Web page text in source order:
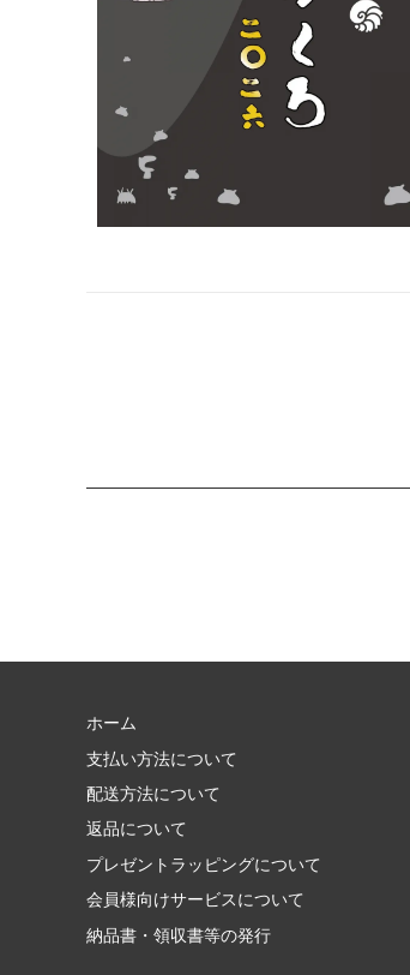
ホーム
支払い方法について
配送方法について
返品について
プレゼントラッピングについて
会員様向けサービスについて
納品書・領収書等の発行